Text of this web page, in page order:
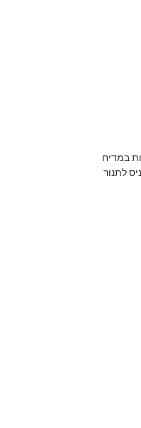
במדיח
לתנור